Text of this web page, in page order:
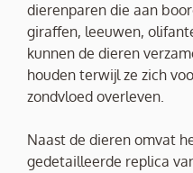
dierenparen die aan
giraffen, leeuwen,
kunnen de dieren
houden terwijl ze zich
zondvloed overleven.
Naast de dieren omvat
gedetailleerde replica